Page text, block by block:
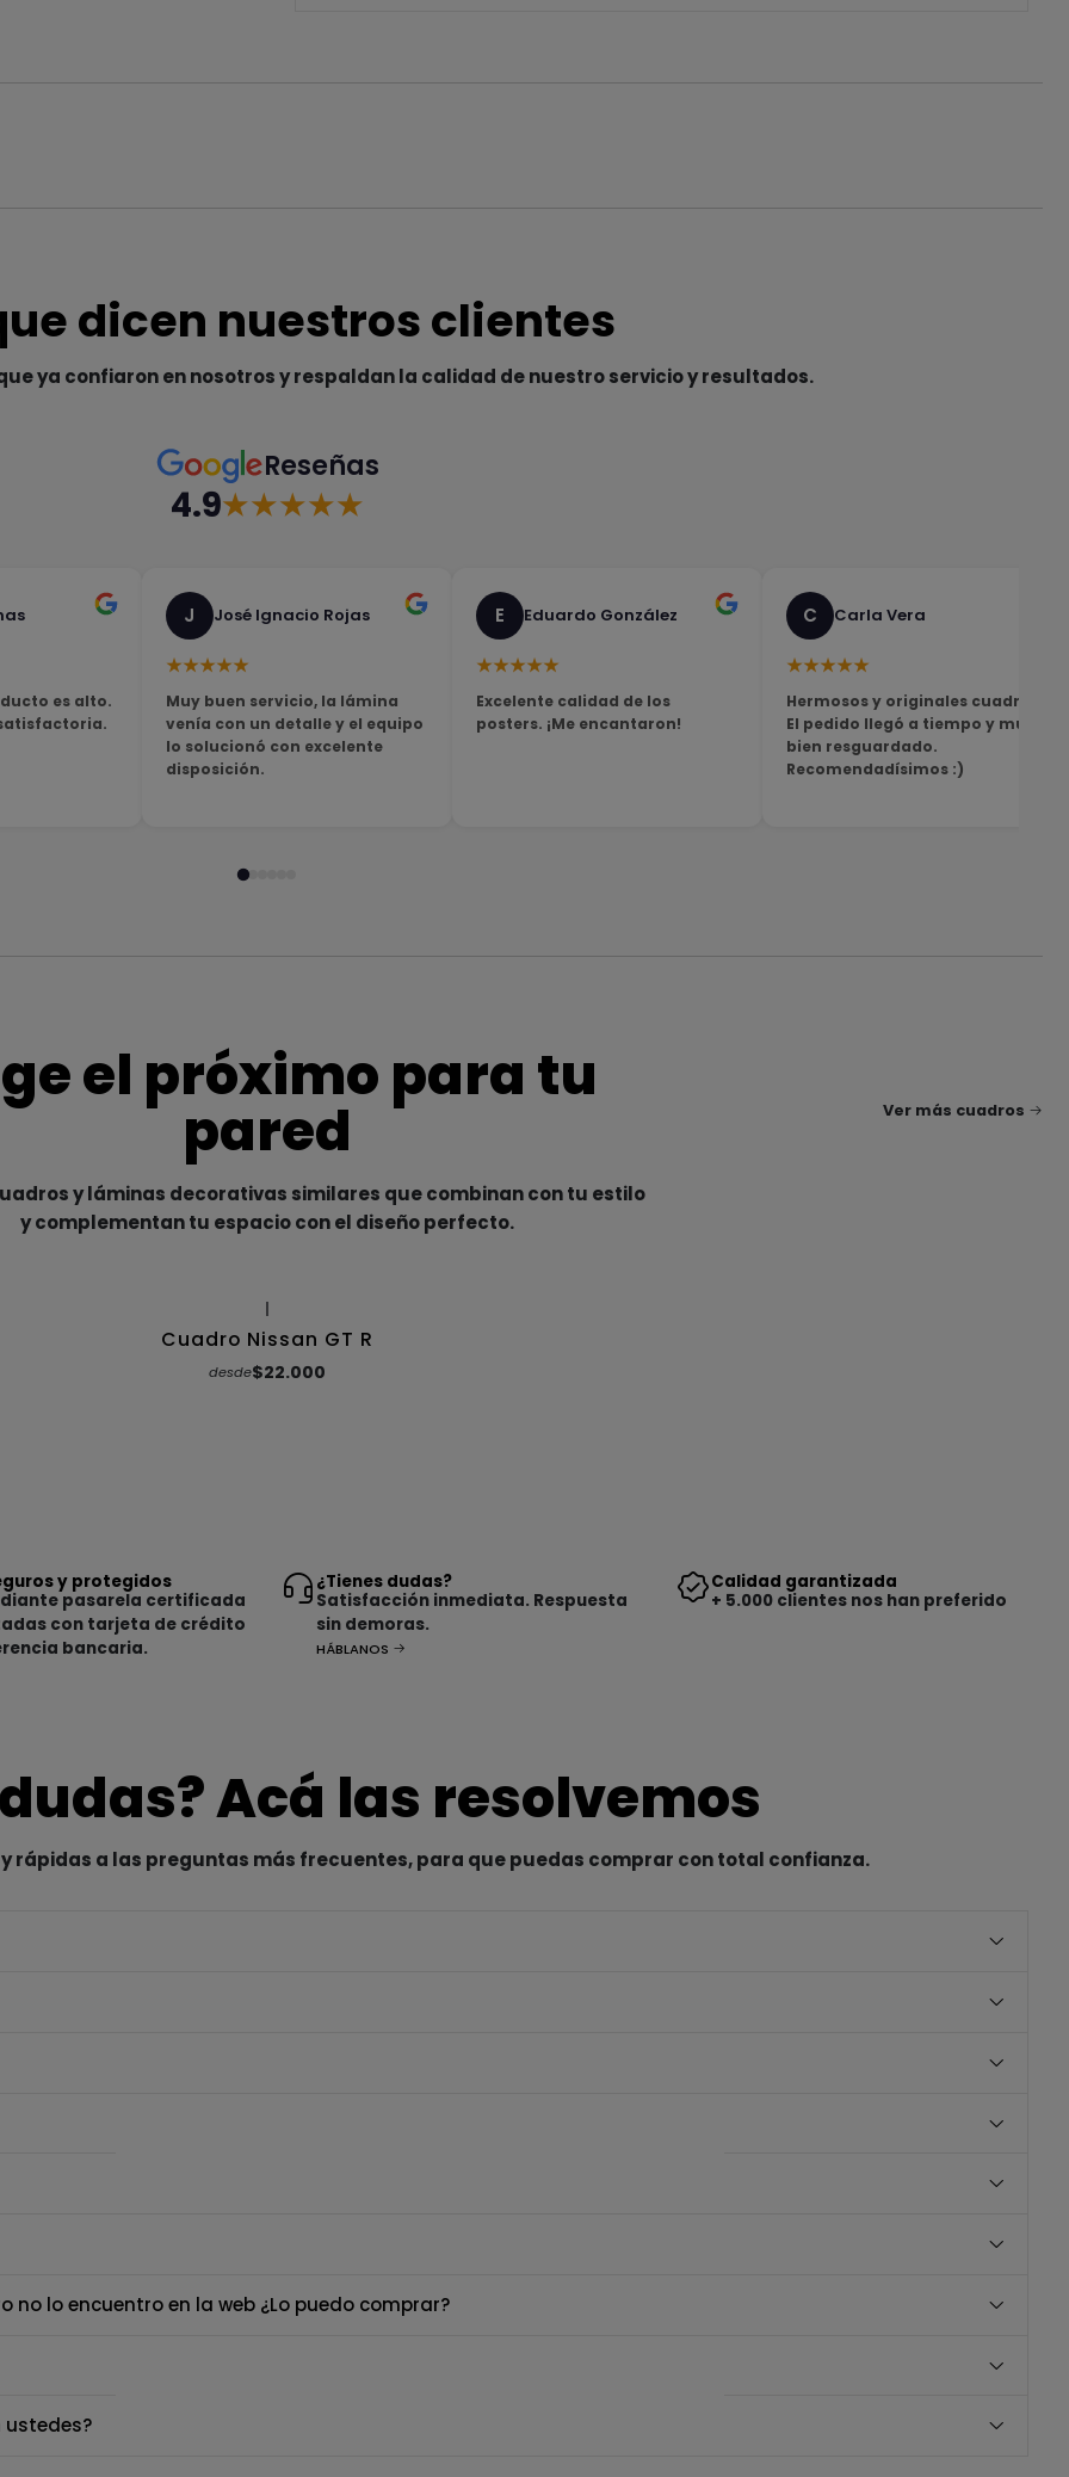
dicen nuestros clientes
ya confiaron en nosotros y respaldan la calidad de nuestro servicio y resultados.
Reseñas
4.9★★★★★
es alto.
J José Ignacio Rojas
★★★★★
Muy buen servicio, la lámina
venía con un detalle y el equipo
lo solucionó con excelente
disposición.
E Eduardo González
★★★★★
Excelente calidad de los
posters. ¡Me encantaron!
C Carla Vera
★★★★★
Hermosos y originales cuadros!
El pedido llegó a tiempo y muy
bien resguardado.
Recomendadísimos :)
el próximo para tu
pared
y láminas decorativas similares que combinan con tu estilo
y complementan tu espacio con el diseño perfecto.
Ver más cuadros
Cuadro Nissan GT R
desde$22.000
y protegidos
pasarela certificada
con tarjeta de crédito
bancaria.
¿Tienes dudas?
Satisfacción inmediata. Respuesta
sin demoras.
HÁBLANOS
Calidad garantizada
+ 5.000 clientes nos han preferido
Acá las resolvemos
rápidas a las preguntas más frecuentes, para que puedas comprar con total confianza.
lo encuentro en la web ¿Lo puedo comprar?